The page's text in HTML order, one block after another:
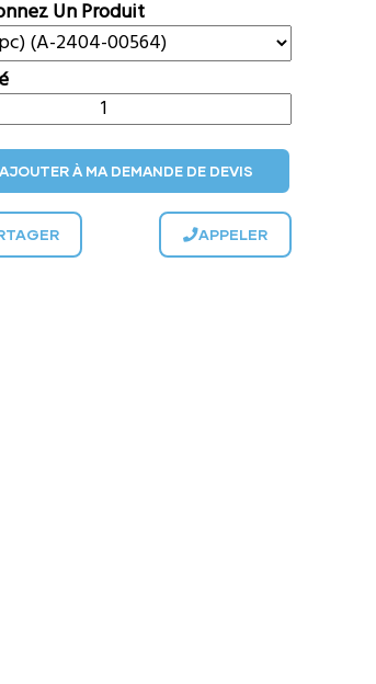
Un Produit
AJOUTER À MA DEMANDE DE DEVIS
APPELER